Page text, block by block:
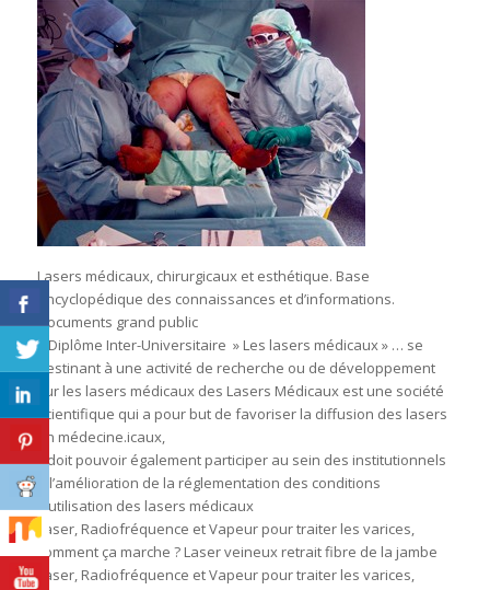
Lasers médicaux, chirurgicaux et esthétique. Base
encyclopédique des connaissances et d’informations.
Documents grand public
– Diplôme Inter-Universitaire » Les lasers médicaux » … se
destinant à une activité de recherche ou de développement
sur les lasers médicaux des Lasers Médicaux est une société
scientifique qui a pour but de favoriser la diffusion des lasers
en médecine.icaux,
Il doit pouvoir également participer au sein des institutionnels
à l’amélioration de la réglementation des conditions
d’utilisation des lasers médicaux
Laser, Radiofréquence et Vapeur pour traiter les varices,
comment ça marche ? Laser veineux retrait fibre de la jambe
Laser, Radiofréquence et Vapeur pour traiter les varices,